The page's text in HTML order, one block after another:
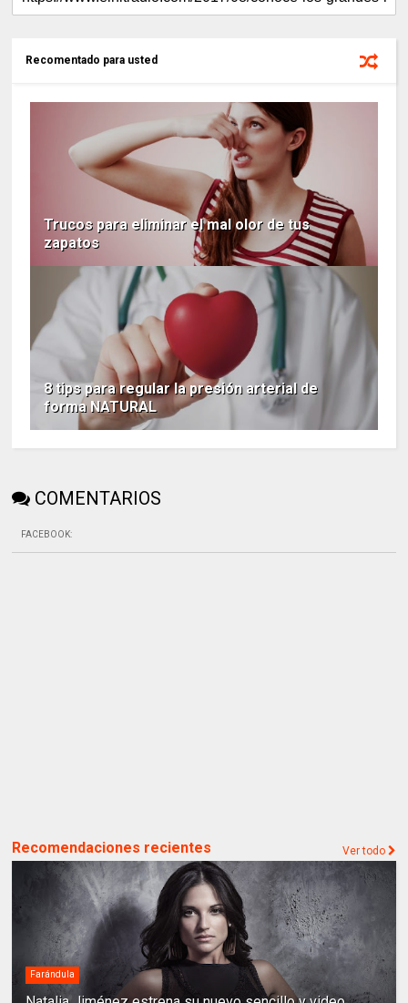
Recomentado para usted
Trucos para eliminar el mal olor de tus
zapatos
8 tips para regular la presión arterial de
forma NATURAL
COMENTARIOS
FACEBOOK:
Recomendaciones recientes Ver todo
Farándula